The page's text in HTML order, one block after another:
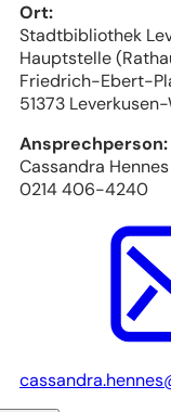
einem
neuen
Tab)
Ort:
Stadtbibliothek
Hauptstelle
Friedrich-Ebert-
51373
Ansprechperson:
Cassandra Hennes
0214 406-4240
cassandra.hennes